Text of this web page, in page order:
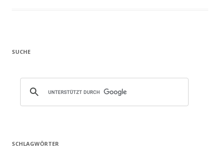
SUCHE
SCHLAGWÖRTER